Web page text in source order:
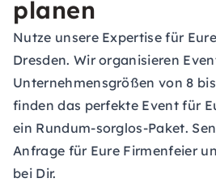
planen
Nutze unsere Expertise für
Dresden. Wir organisieren
Unternehmensgrößen von 8
finden das perfekte Event für
ein Rundum-sorglos-Paket.
Anfrage für Eure Firmenfeier
bei Dir.